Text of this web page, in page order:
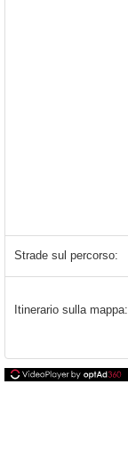
Strade sul percorso:
Itinerario sulla mappa: